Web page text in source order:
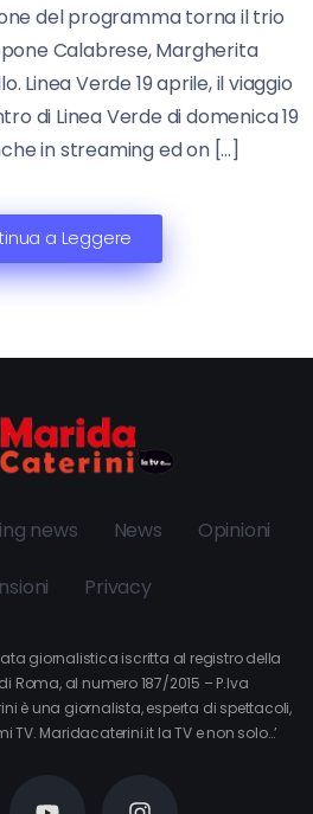
del programma torna il trio
Calabrese, Margherita
Linea Verde 19 aprile, il viaggio
di Linea Verde di domenica 19
in streaming ed on […]
a Leggere
news News Opinioni
Privacy
giornalistica iscritta al registro della
Roma, al numero 187/2015 – P.Iva
è una giornalista, esperta di spettacoli,
Maridacaterini.it la TV e non solo…’